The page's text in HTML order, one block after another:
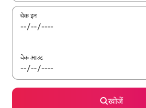
चेक इन
चेक आउट
खोजें